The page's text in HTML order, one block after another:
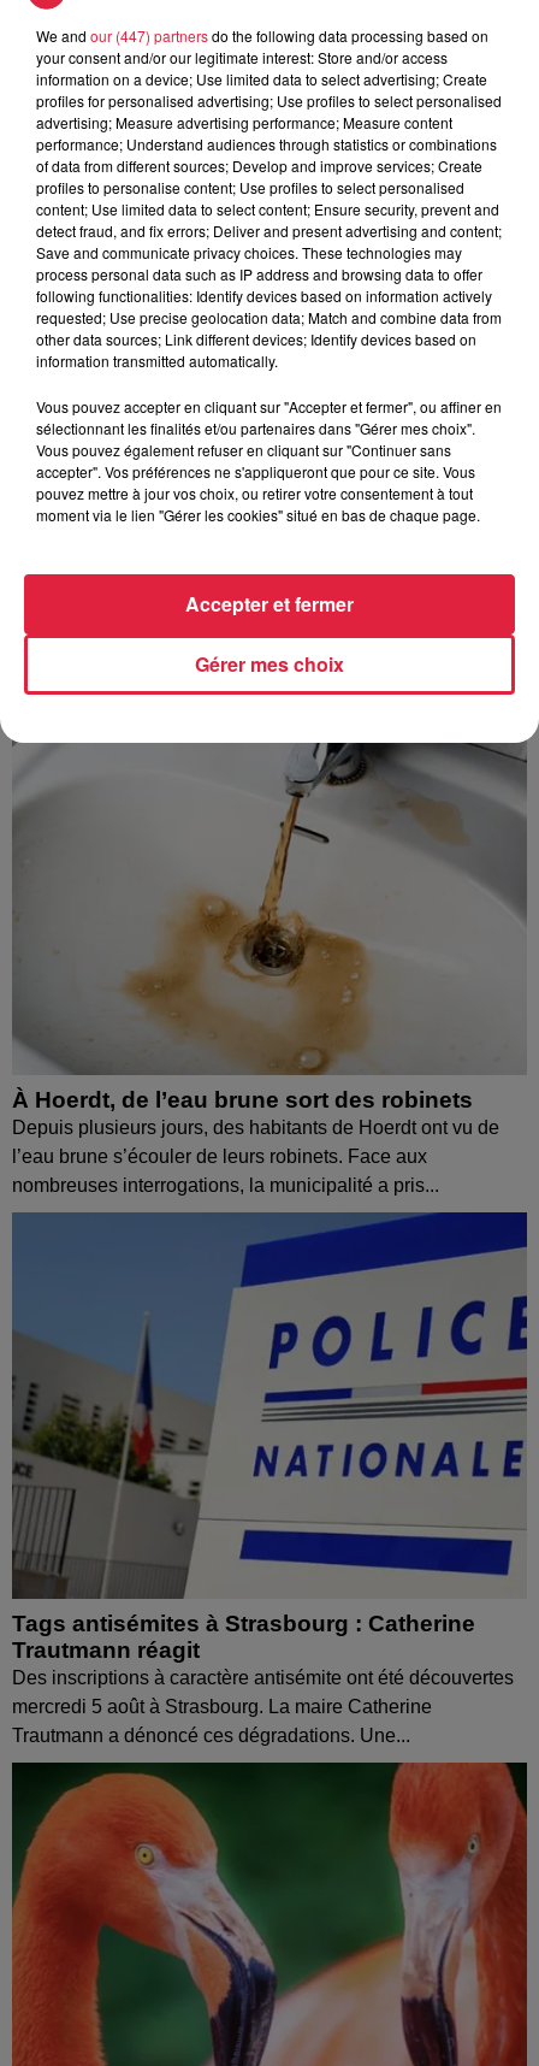
6 août 2026
À Hoerdt, de l’eau brune sort des
robinets
6 août 2026
Tags antisémites à Strasbourg :
Catherine Trautmann réagit
6 août 2026
Au zoo de Mulhouse : rencontre
avec les flamants rouges
À découvrir également
À Hoerdt, de l’eau brune sort des robinets
Depuis plusieurs jours, des habitants de Hoerdt ont vu de
l’eau brune s’écouler de leurs robinets. Face aux
nombreuses interrogations, la municipalité a pris...
Tags antisémites à Strasbourg : Catherine
Trautmann réagit
Des inscriptions à caractère antisémite ont été découvertes
mercredi 5 août à Strasbourg. La maire Catherine
Trautmann a dénoncé ces dégradations. Une...
We and our (447) partnersdo the following data processing based on
your consent and/or our legitimate interest: Store and/or access
information on a device; Use limited data to select advertising; Create
profiles for personalised advertising; Use profiles to select personalised
advertising; Measure advertising performance; Measure content
performance; Understand audiences through statistics or combinations
of data from different sources; Develop and improve services; Create
profiles to personalise content; Use profiles to select personalised
content; Use limited data to select content; Ensure security, prevent and
detect fraud, and fix errors; Deliver and present advertising and content;
Save and communicate privacy choices. These technologies may
process personal data such as IP address and browsing data to offer
following functionalities: Identify devices based on information actively
requested; Use precise geolocation data; Match and combine data from
other data sources; Link different devices; Identify devices based on
information transmitted automatically.
Vous pouvez accepter en cliquant sur "Accepter et fermer", ou affiner en
sélectionnant les finalités et/ou partenaires dans "Gérer mes choix".
Vous pouvez également refuser en cliquant sur "Continuer sans
accepter". Vos préférences ne s'appliqueront que pour ce site. Vous
pouvez mettre à jour vos choix, ou retirer votre consentement à tout
moment via le lien "Gérer les cookies" situé en bas de chaque page.
Gérer mes choix
Accepter et fermer